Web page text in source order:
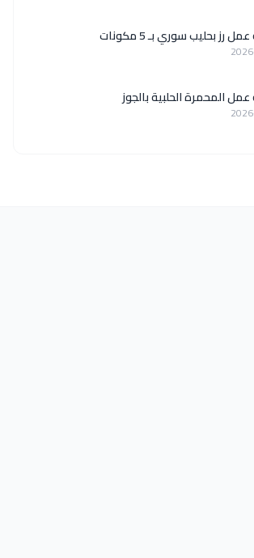
رز بحليب سوري بـ 5 مكونات
المحمرة الحلبية بالجوز